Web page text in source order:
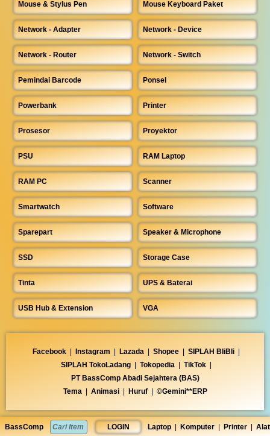
BassComp LOGIN Laptop Komputer Printer
Mouse & Stylus Pen Mouse Keyboard Paket
Network - Adapter Network - Device
Network - Router Network - Switch
Pemindai Barcode Ponsel
Powerbank Printer
Prosesor Proyektor
PSU RAM Laptop
RAM PC Scanner
Smartwatch Software
Sparepart Speaker & Microphone
SSD Storage Case
Tinta UPS & Baterai
USB Hub & Extension VGA
Facebook | Instagram | Lazada | Shopee | SIPLAH BliBli |
SIPLAH TokoLadang | Tokopedia | TikTok |
PT BassComp Abadi Sejahtera (BAS)
Tema | Animasi | Huruf | ©Gemini**ERP